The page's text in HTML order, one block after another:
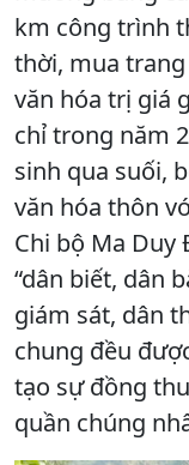
km công trình
thời, mua
văn hóa trị giá
chỉ trong năm
sinh qua suối,
văn hóa thôn
Chi bộ Ma
“dân biết, dân
giám sát, dân
chung đều
tạo sự đồng
quần chúng